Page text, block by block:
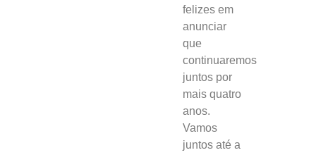
felizes em
anunciar
que
continuaremos
juntos por
mais quatro
anos.
Vamos
juntos até a